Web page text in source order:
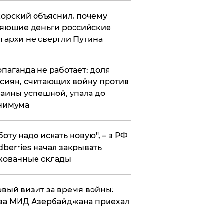
объяснил, почему
деньги российские
не свергли Путина
не работает: доля
считающих войну против
успешной, упала до
надо искать новую", – в РФ
начал закрывать
склады
визит за время войны:
МИД Азербайджана приехал